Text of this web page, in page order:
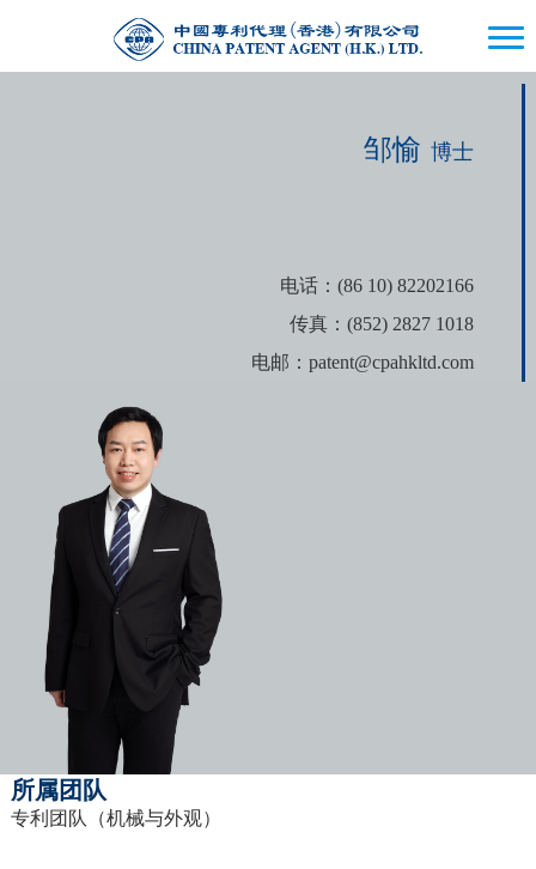
邹愉 博士
电话：(86 10) 82202166
传真：(852) 2827 1018
电邮：patent@cpahkltd.com
所属团队
专利团队（机械与外观）